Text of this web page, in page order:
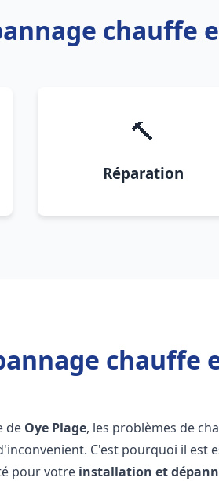
chauffe
🔨
Réparation
chauffe
de Oye Plage, les problèmes de
C'est pourquoi il est
pour votre installation et